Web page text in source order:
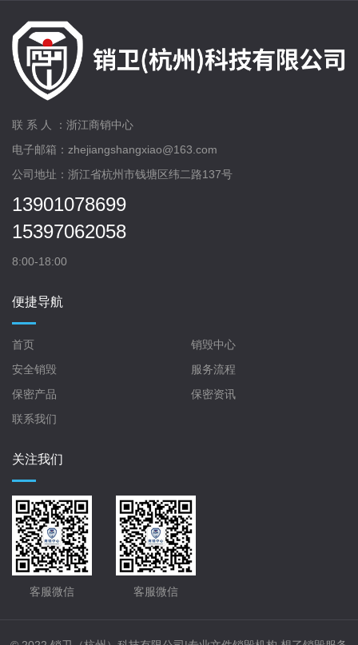
联 系 人 ：浙江商销中心
电子邮箱：zhejiangshangxiao@163.com
公司地址：浙江省杭州市钱塘区纬二路137号
13901078699
15397062058
8:00-18:00
便捷导航
首页
销毁中心
安全销毁
服务流程
保密产品
保密资讯
联系我们
关注我们
客服微信 客服微信